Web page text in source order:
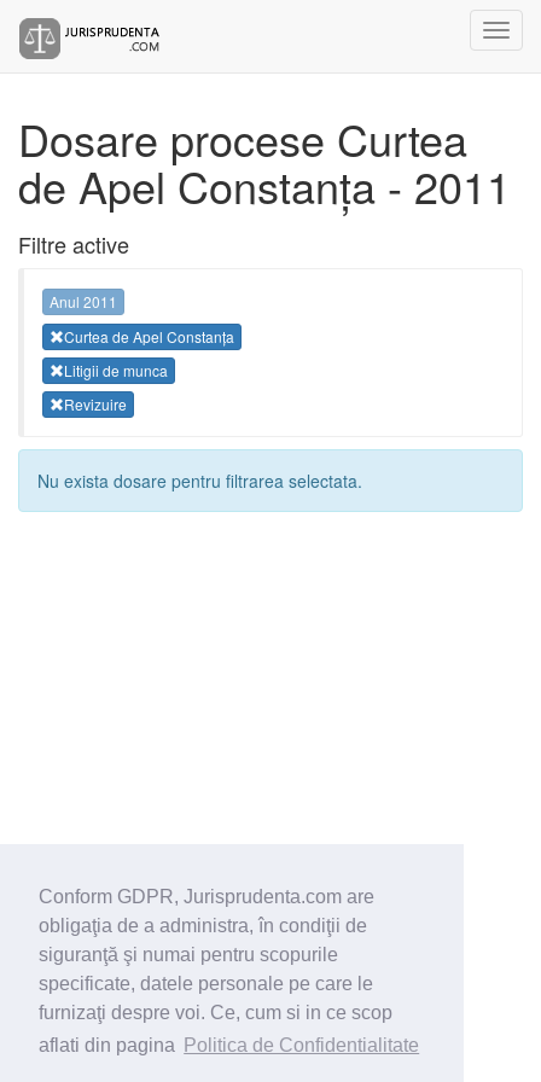
Conform GDPR, Jurisprudenta.com are
obligaţia de a administra, în condiţii de
siguranţă şi numai pentru scopurile
specificate, datele personale pe care le
furnizaţi despre voi. Ce, cum si in ce scop
aflati din pagina
Politica de Confidentialitate
Dosare procese Curtea
de Apel Constanța - 2011
Filtre active
Anul 2011
Curtea de Apel Constanța
Litigii de munca
Revizuire
Nu exista dosare pentru filtrarea selectata.